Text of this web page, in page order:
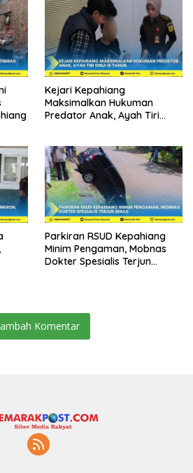
Kejari Kepahiang
Maksimalkan Hukuman
Predator Anak, Ayah Tiri
Parkiran RSUD Kepahiang
Minim Pengaman, Mobnas
Dokter Spesialis Terjun
Komentar